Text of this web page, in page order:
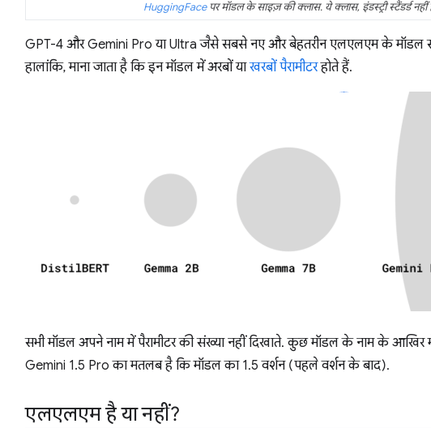
HuggingFaceपर मॉडल के साइज़ की क्लास. ये क्लास, इंडस्ट्री स्टैंडर्ड
GPT-4 और Gemini Pro या Ultra जैसे सबसे नए और बेहतरीन एलएलएम के मॉडल
हालांकि, माना जाता है कि इन मॉडल में अरबों याखरबों पैरामीटरहोते हैं.
सभी मॉडल अपने नाम में पैरामीटर की संख्या नहीं दिखाते. कुछ मॉडल के नाम के आखिर
Gemini 1.5 Pro का मतलब है कि मॉडल का 1.5 वर्शन (पहले वर्शन के बाद).
एलएलएम है या नहीं?